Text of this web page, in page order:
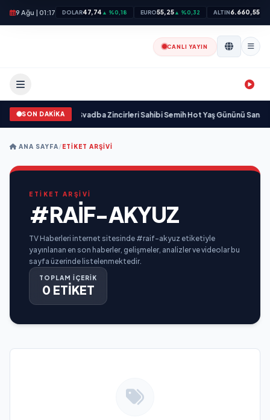
9 Ağu | 01:17 DOLAR47,74 ▲ %0,18 EURO55,25▲ %0,32 ALTIN6.660,55
CANLI YAYIN
SON DAKİKA
yaşamını yitirdi• Svadba Zincirleri Sahibi Semih Hot Yaş Gününü Sanat
ANA SAYFA/ETIKET ARŞIVI
ETİKET ARŞİVİ
#RAIF-AKYUZ
TV Haberleri internet sitesinde #raif-akyuz etiketiyle
yayınlanan en son haberler, gelişmeler, analizler ve videolar bu
sayfa üzerinde listelenmektedir.
TOPLAM İÇERİK
0 ETİKET